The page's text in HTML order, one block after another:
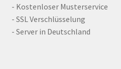
- Kostenloser Musterservice
- SSL Verschlüsselung
- Server in Deutschland